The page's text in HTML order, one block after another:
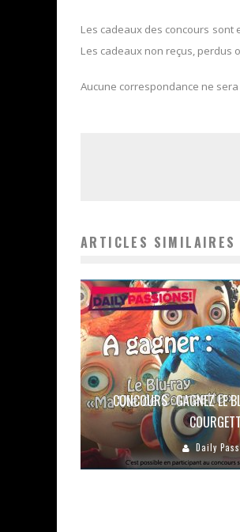
Les cadeaux des concours sont
Les cadeaux non reçus, perdus
Aucune correspondance ne
ARTICLES SIMILAIRES
CONCOURS : GAGNEZ LE
Daily